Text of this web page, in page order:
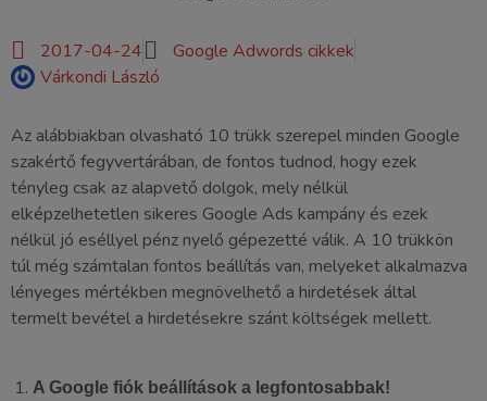
2017-04-24
Google Adwords cikkek
Várkondi László
Az alábbiakban olvasható 10 trükk szerepel minden Google
szakértő fegyvertárában, de fontos tudnod, hogy ezek
tényleg csak az alapvető dolgok, mely nélkül
elképzelhetetlen sikeres Google Ads kampány és ezek
nélkül jó eséllyel pénz nyelő gépezetté válik. A 10 trükkön
túl még számtalan fontos beállítás van, melyeket alkalmazva
lényeges mértékben megnövelhető a hirdetések által
termelt bevétel a hirdetésekre szánt költségek mellett.
A Google fiók beállítások a legfontosabbak!